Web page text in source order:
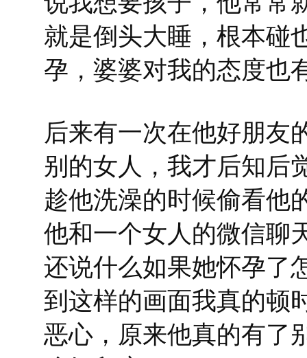
就是倒头大睡，根本碰
孕，婆婆对我的态度也
后来有一次在他好朋友
别的女人，我才后知后
趁他洗澡的时候偷看他
他和一个女人的微信聊
还说什么如果她怀孕了
到这样的画面我真的顿
恶心，原来他真的有了